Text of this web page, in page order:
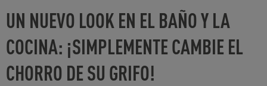
UN NUEVO LOOK EN EL BAÑO Y LA
COCINA: ¡SIMPLEMENTE CAMBIE EL
CHORRO DE SU GRIFO!